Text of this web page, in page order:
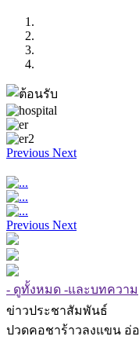
Previous Next
Previous Next
- ดูทั้งหมด -และบทความ
ข่าวประชาสัมพันธ์
ปวดคอชาร้าวลงแขน อ่